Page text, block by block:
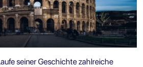
seiner Geschichte zahlreiche